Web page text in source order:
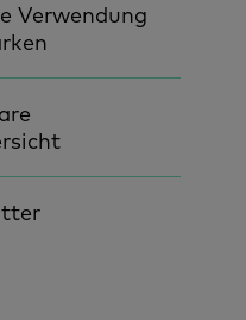
Verwendung